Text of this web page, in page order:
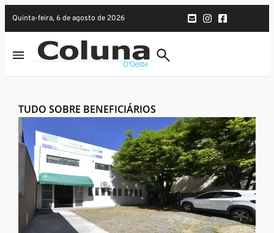
quinta-feira, 6 de agosto de 2026
TUDO SOBRE BENEFICIÁRIOS